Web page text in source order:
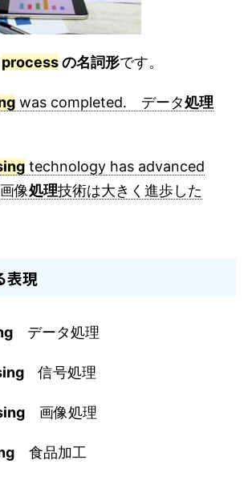
processの名詞形です。
was completed. データ処理
technology has advanced
像処理技術は大きく進歩した
表現
データ処理
信号処理
画像処理
食品加工